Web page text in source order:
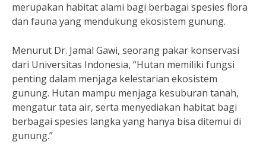
merupakan habitat alami bagi berbagai spesies flora
dan fauna yang mendukung ekosistem gunung.
Menurut Dr. Jamal Gawi, seorang pakar konservasi
dari Universitas Indonesia, “Hutan memiliki fungsi
penting dalam menjaga kelestarian ekosistem
gunung. Hutan mampu menjaga kesuburan tanah,
mengatur tata air, serta menyediakan habitat bagi
berbagai spesies langka yang hanya bisa ditemui di
gunung.”